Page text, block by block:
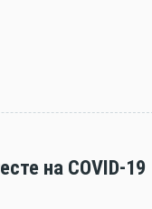
на COVID-19